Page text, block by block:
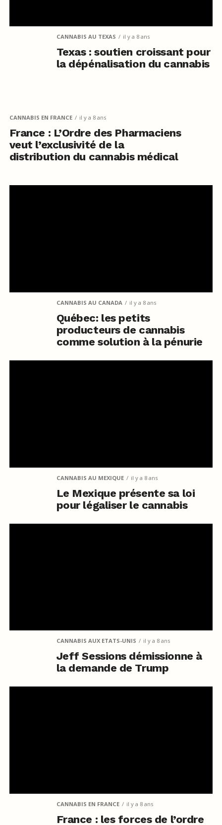
CANNABIS AU TEXAS il y a 8 ans
Texas : soutien croissant pour
la dépénalisation du cannabis
CANNABIS EN FRANCE il y a 8 ans
France : L’Ordre des Pharmaciens
veut l’exclusivité de la
distribution du cannabis médical
CANNABIS AU CANADA il y a 8 ans
Québec: les petits
producteurs de cannabis
comme solution à la pénurie
CANNABIS AU MEXIQUE il y a 8 ans
Le Mexique présente sa loi
pour légaliser le cannabis
CANNABIS AUX ETATS-UNIS il y a 8 ans
Jeff Sessions démissionne à
la demande de Trump
CANNABIS EN FRANCE il y a 8 ans
France : les forces de l’ordre